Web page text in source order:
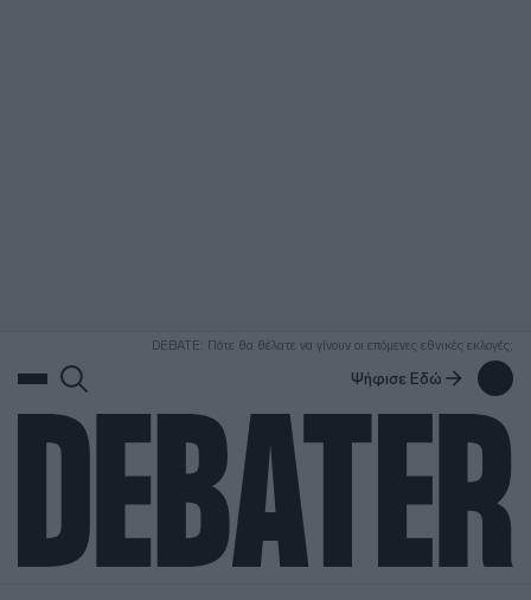
DEBATE: Πότε θα θέλατε να γίνουν οι επόμενες εθνικές εκλογές;
Ψήφισε Εδώ